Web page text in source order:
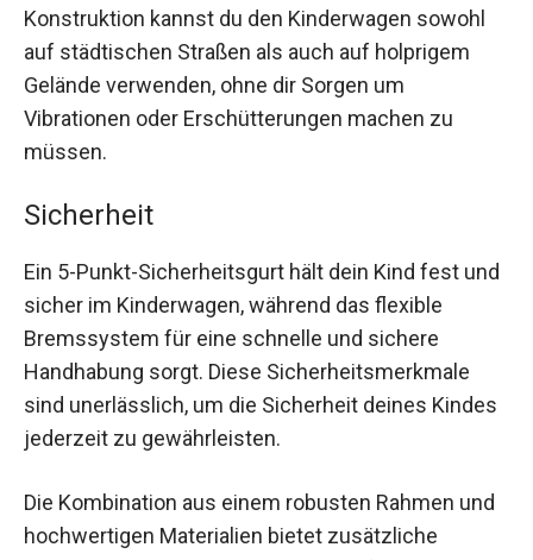
Konstruktion kannst du den Kinderwagen sowohl
auf städtischen Straßen als auch auf holprigem
Gelände verwenden, ohne dir Sorgen um
Vibrationen oder Erschütterungen machen zu
müssen.
Sicherheit
Ein 5-Punkt-Sicherheitsgurt hält dein Kind fest und
sicher im Kinderwagen, während das flexible
Bremssystem für eine schnelle und sichere
Handhabung sorgt. Diese Sicherheitsmerkmale
sind unerlässlich, um die Sicherheit deines Kindes
jederzeit zu gewährleisten.
Die Kombination aus einem robusten Rahmen und
hochwertigen Materialien bietet zusätzliche